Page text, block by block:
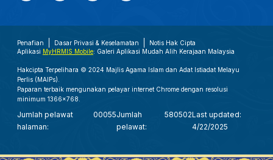
Penafian Dasar Privasi & Keselamatan
Notis Hak Cipta
Aplikasi MyHRMIS Mobile: Galeri Aplikasi Mudah Alih Kerajaan Malaysia
Hakcipta Terpelihara © 2024 Majlis Agama Islam dan Adat Istiadat Melayu
Perlis (MAIPs).
Paparan terbaik mengunakan pelayar internet Chrome dengan resolusi
minimum 1366x768.
Jumlah pelawat
halaman:
00055Jumlah
pelawat:
580502Last updated:
4/22/2025